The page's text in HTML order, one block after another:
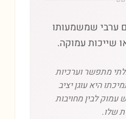
ערבי שמשמעותו
שייכות עמוקה.
מתפשר וערכיות
היא עוגן יציב
עמוק לבין מחויבות
שלו.